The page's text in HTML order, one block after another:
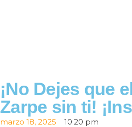
¡No Dejes que
Zarpe sin ti!
marzo 18, 2025 10:20 pm